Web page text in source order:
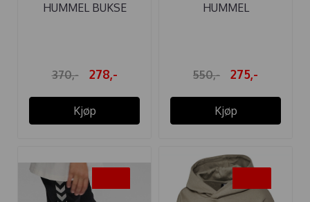
HUMMEL BUKSE
370,- 278,-
Kjøp
HUMMEL
550,- 275,-
Kjøp